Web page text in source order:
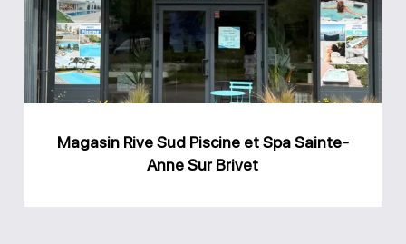
Piscine
et
Spa
Sainte-
Sur
Magasin Rive Sud Piscine et Spa Sainte-
Anne Sur Brivet